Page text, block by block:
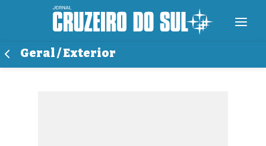
Geral / Exterior